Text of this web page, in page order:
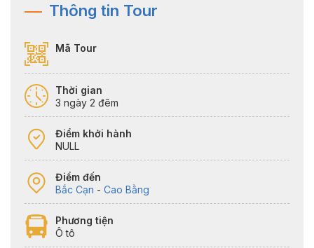
Thông tin Tour
Mã Tour
Thời gian
3 ngày 2 đêm
Điểm khởi hành
NULL
Điểm đến
Bắc Cạn - Cao Bằng
Phương tiện
Ô tô